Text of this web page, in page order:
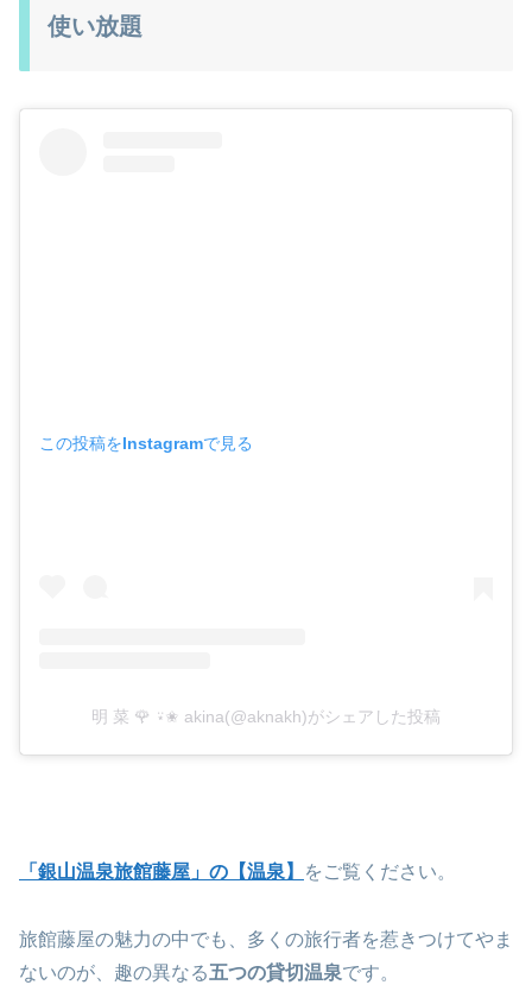
使い放題
この投稿をInstagramで見る
明 菜 🌹 ⍣✬ akina(@aknakh)がシェアした投稿
「銀山温泉旅館藤屋」の【温泉】 をご覧ください。
旅館藤屋の魅力の中でも、多くの旅行者を惹きつけてやま
ないのが、趣の異なる五つの貸切温泉です。